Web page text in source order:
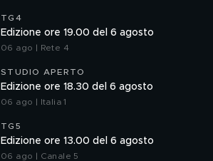
TG4
Edizione ore 19.00 del 6 agosto
06 ago | Rete 4
STUDIO APERTO
Edizione ore 18.30 del 6 agosto
06 ago | Italia 1
TG5
Edizione ore 13.00 del 6 agosto
06 ago | Canale 5